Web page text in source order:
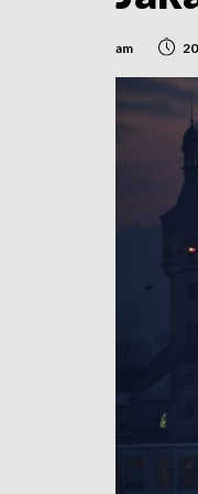
am